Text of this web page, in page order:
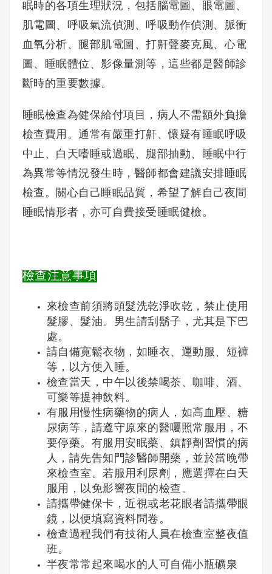
眠時的各項生理狀況，包括腦電圖、眼電圖、
肌電圖、呼吸氣流偵測、呼吸動作偵測、脈衝
血氧分析、腿部肌電圖、打鼾聲麥克風、心電
圖、睡眠體位、影像量測等，這些都是醫師診
斷時的重要數據。
睡眠檢查為健保給付項目，病人不需額外負擔
檢查費用。通常有嚴重打鼾、懷疑有睡眠呼吸
中止、白天嗜睡或過眠、腿部抽動、睡眠中行
為異常等情況發生時，醫師都會建議安排睡眠
檢查。關心自己睡眠品質，希望了解自己夜間
睡眠情形者，亦可自費接受睡眠健檢。
檢查注意事項
來檢查前須將頭髮洗乾淨吹乾，禁止使用
髮膠、髮油。男生請刮鬍子，尤其是下巴
處。
請自備寛鬆衣物，如睡衣、運動服、短褲
等，以方便入睡。
檢查當天，中午以後禁喝茶、咖啡、酒、
可樂等提神飲料。
有服用慢性病藥物的病人，如高血壓、糖
尿病等，請遵守原來的醫囑照常服用，不
要停藥。有服用安眠藥、鎮靜劑習慣的病
人，請先告知門診醫師開藥，並於當晚帶
來檢查室。若服用利尿劑，應選擇在白天
服用，以免影響夜間的檢查。
請攜帶健保卡，近視或老花眼者請攜帶眼
鏡，以便填寫資料問卷。
檢查過程我們有技術人員在檢查室整夜值
班。
半夜常常起來喝水的人可自備小瓶礦泉